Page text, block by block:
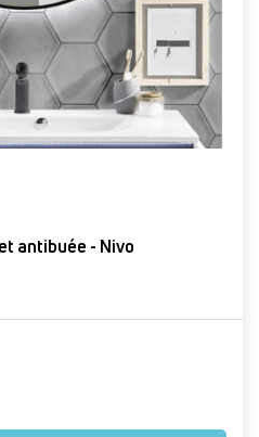
Miroir rond rétroéclairé et antibuée - Nivo